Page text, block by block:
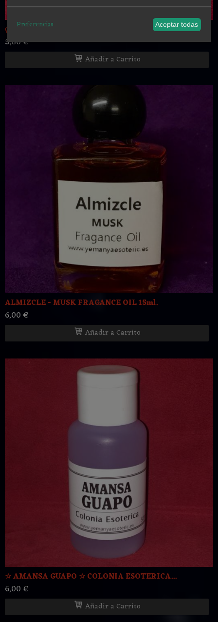
ღ Colonia esotérica 7 machos ღ 6...
5,80 €
Añadir a Carrito
ALMIZCLE - MUSK FRAGANCE OIL 15ml.
6,00 €
Añadir a Carrito
☆ AMANSA GUAPO ☆ COLONIA ESOTERICA...
6,00 €
Añadir a Carrito
Preferencias Aceptar todas